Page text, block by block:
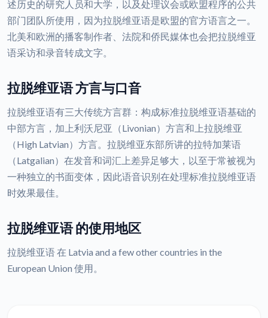
述历史的研究人员和大学，以及处理议会或欧盟程序的公共
部门团队所使用，因为拉脱维亚语是欧盟的官方语言之一。
北美和欧洲的播客制作者、法院和侨民媒体也会把拉脱维亚
语采访和录音转成文字。
拉脱维亚语 方言与口音
拉脱维亚语有三大传统方言群：构成标准拉脱维亚语基础的
中部方言，加上利沃尼亚（Livonian）方言和上拉脱维亚
（High Latvian）方言。拉脱维亚东部所讲的拉特加莱语
（Latgalian）在发音和词汇上差异足够大，以至于常被视为
一种独立的书面变体，因此语音识别在处理标准拉脱维亚语
时效果最佳。
拉脱维亚语 的使用地区
拉脱维亚语 在 Latvia and a few other countries in the
European Union 使用。